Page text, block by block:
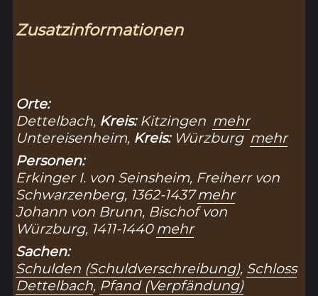
Zusatzinformationen
Orte:
Dettelbach, Kreis: Kitzingen mehr
Untereisenheim, Kreis: Würzburg mehr
Personen:
Erkinger I. von Seinsheim, Freiherr von
Schwarzenberg, 1362-1437 mehr
Johann von Brunn, Bischof von
Würzburg, 1411-1440 mehr
Sachen:
Schulden (Schuldverschreibung), Schloss
Dettelbach, Pfand (Verpfändung)